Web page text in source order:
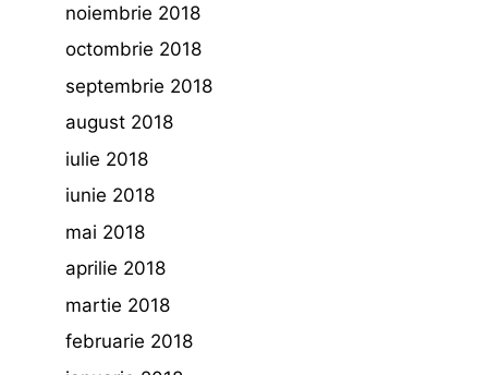
noiembrie 2018
octombrie 2018
septembrie 2018
august 2018
iulie 2018
iunie 2018
mai 2018
aprilie 2018
martie 2018
februarie 2018